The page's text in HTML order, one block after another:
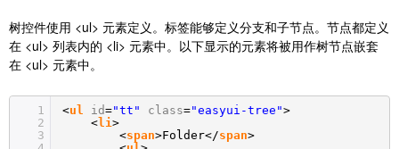
树控件使用 <ul> 元素定义。标签能够定义分支和子节点。节点都定义
在 <ul> 列表内的 <li> 元素中。以下显示的元素将被用作树节点嵌套
在 <ul> 元素中。
1
2
3
<ul id="tt" class="easyui-tree">
<li >
<span>Folder</span>